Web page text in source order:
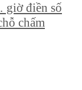
giờ điền số
chấm